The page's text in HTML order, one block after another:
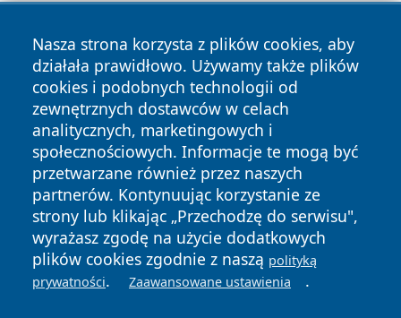
Nasza strona korzysta z plików cookies, aby
działała prawidłowo. Używamy także plików
cookies i podobnych technologii od
zewnętrznych dostawców w celach
analitycznych, marketingowych i
społecznościowych. Informacje te mogą być
przetwarzane również przez naszych
partnerów. Kontynuując korzystanie ze
strony lub klikając „Przechodzę do serwisu",
wyrażasz zgodę na użycie dodatkowych
plików cookies zgodnie z naszą polityką
prywatności. Zaawansowane ustawienia .
Copyright © 2026 mojgorzow.pl Wszystkie prawa zastrzeżone.
News Autorzy
Polityka
Prywatności
Polityka
Cookies